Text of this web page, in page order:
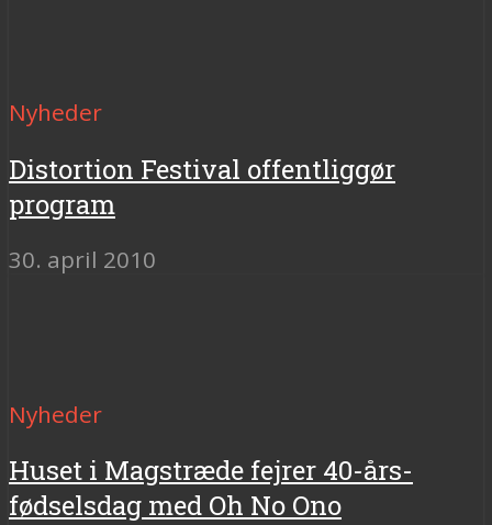
Nyheder
Distortion Festival offentliggør
program
30. april 2010
Nyheder
Huset i Magstræde fejrer 40-års-
fødselsdag med Oh No Ono